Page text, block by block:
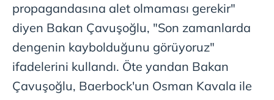
propagandasına alet olmaması gerekir"
diyen Bakan Çavuşoğlu, "Son zamanlarda
dengenin kaybolduğunu görüyoruz"
ifadelerini kullandı. Öte yandan Bakan
Çavuşoğlu, Baerbock'un Osman Kavala ile